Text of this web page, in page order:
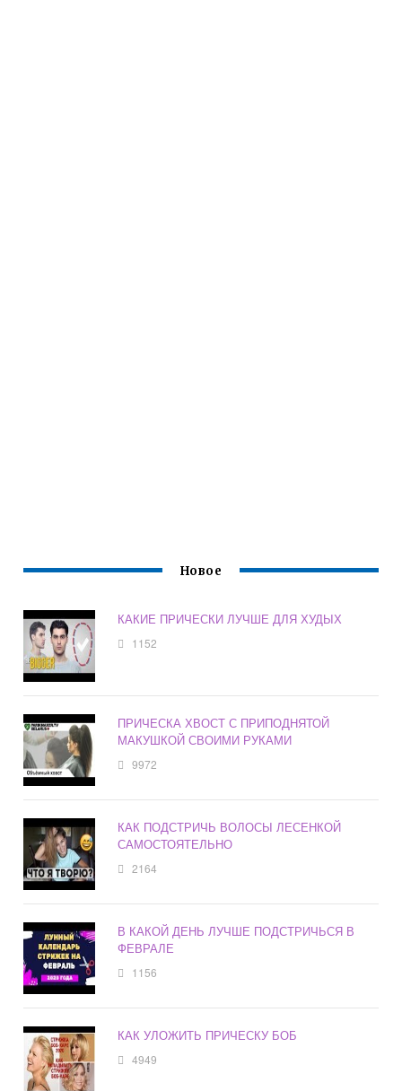
Новое
КАКИЕ ПРИЧЕСКИ ЛУЧШЕ ДЛЯ ХУДЫХ
1152
ПРИЧЕСКА ХВОСТ С ПРИПОДНЯТОЙ
МАКУШКОЙ СВОИМИ РУКАМИ
9972
КАК ПОДСТРИЧЬ ВОЛОСЫ ЛЕСЕНКОЙ
САМОСТОЯТЕЛЬНО
2164
В КАКОЙ ДЕНЬ ЛУЧШЕ ПОДСТРИЧЬСЯ В
ФЕВРАЛЕ
1156
КАК УЛОЖИТЬ ПРИЧЕСКУ БОБ
4949